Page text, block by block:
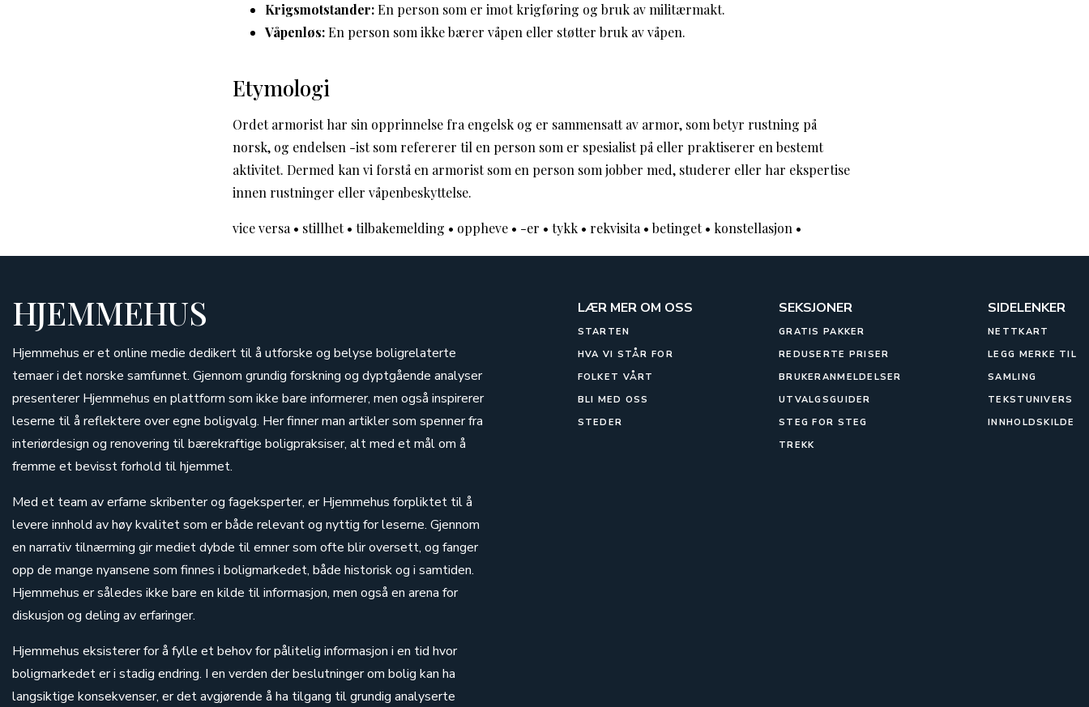
Krigsmotstander:En person som er imot krigføring og bruk av militærmakt.
Våpenløs:En person som ikke bærer våpen eller støtter bruk av våpen.
Etymologi
Ordet armorist har sin opprinnelse fra engelsk og er sammensatt av armor, som betyr rustning på
norsk, og endelsen -ist som refererer til en person som er spesialist på eller praktiserer en bestemt
aktivitet. Dermed kan vi forstå en armorist som en person som jobber med, studerer eller har ekspertise
innen rustninger eller våpenbeskyttelse.
vice versa • stillhet• tilbakemelding • oppheve • -er • tykk • rekvisita • betinget• konstellasjon •
HJEMMEHUS
Hjemmehus er et online medie dedikert til å utforske og belyse boligrelaterte
temaer i det norske samfunnet. Gjennom grundig forskning og dyptgående analyser
presenterer Hjemmehus en plattform som ikke bare informerer, men også inspirerer
leserne til å reflektere over egne boligvalg. Her finner man artikler som spenner fra
interiørdesign og renovering til bærekraftige boligpraksiser, alt med et mål om å
fremme et bevisst forhold til hjemmet.
Med et team av erfarne skribenter og fageksperter, er Hjemmehus forpliktet til å
levere innhold av høy kvalitet som er både relevant og nyttig for leserne. Gjennom
en narrativ tilnærming gir mediet dybde til emner som ofte blir oversett, og fanger
opp de mange nyansene som finnes i boligmarkedet, både historisk og i samtiden.
Hjemmehus er således ikke bare en kilde til informasjon, men også en arena for
diskusjon og deling av erfaringer.
Hjemmehus eksisterer for å fylle et behov for pålitelig informasjon i en tid hvor
boligmarkedet er i stadig endring. I en verden der beslutninger om bolig kan ha
langsiktige konsekvenser, er det avgjørende å ha tilgang til grundig analyserte
LÆR MER OM OSS
STARTEN
HVA VI STÅR FOR
FOLKET VÅRT
BLI MED OSS
STEDER
SEKSJONER
GRATIS PAKKER
REDUSERTE PRISER
BRUKERANMELDELSER
UTVALGSGUIDER
STEG FOR STEG
TREKK
SIDELENKER
NETTKART
LEGG MERKE TIL
SAMLING
TEKSTUNIVERS
INNHOLDSKILDE